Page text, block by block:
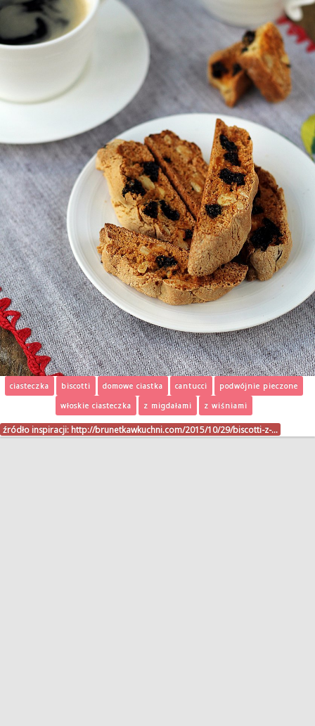
ciasteczka biscotti domowe ciastka cantucci
podwójnie pieczone
włoskie ciasteczka
z migdałami z wiśniami
źródło inspiracji: http://brunetkawkuchni.com/2015/10/29/biscotti-z-…